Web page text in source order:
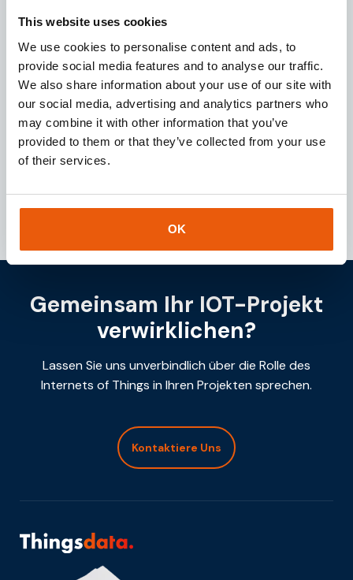
This website uses cookies
We use cookies to personalise content and ads, to
provide social media features and to analyse our traffic.
We also share information about your use of our site with
our social media, advertising and analytics partners who
may combine it with other information that you’ve
provided to them or that they’ve collected from your use
of their services.
OK
Download unserebrochure
Sind Sie auf der Suche nach einem geeigneten IoT-
Partner für Ihre Geschäftsaktivitäten? Dann laden
Sie diese Broschüre herunter und erhalten Sie sofort
Zugang zu wertvollen Informationen über unsere
Dienstleistungen und IoT-Lösungen.
Gemeinsam Ihr IOT-Projekt
verwirklichen?
Lassen Sie uns unverbindlich über die Rolle des
Internets of Things in Ihren Projekten sprechen.
Kontaktiere Uns